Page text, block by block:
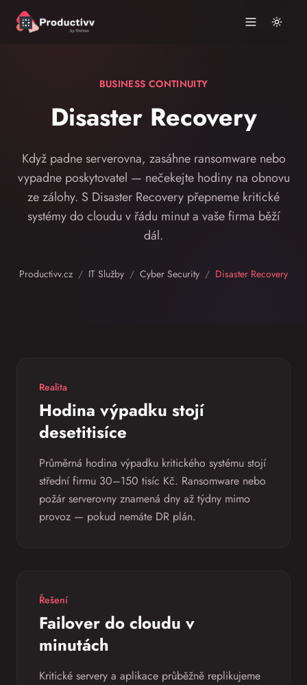
BUSINESS CONTINUITY
Disaster Recovery
Když padne serverovna, zasáhne ransomware nebo
vypadne poskytovatel — nečekejte hodiny na obnovu
ze zálohy. S Disaster Recovery přepneme kritické
systémy do cloudu v řádu minut a vaše firma běží
dál.
Productivv.cz / IT Služby / Cyber Security / Disaster Recovery
Realita
Hodina výpadku stojí
desetitisíce
Průměrná hodina výpadku kritického systému stojí
střední firmu 30–150 tisíc Kč. Ransomware nebo
požár serverovny znamená dny až týdny mimo
provoz — pokud nemáte DR plán.
Řešení
Failover do cloudu v
minutách
Kritické servery a aplikace průběžně replikujeme